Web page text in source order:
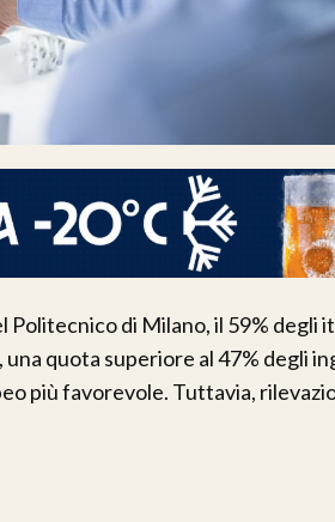
Politecnico di Milano, il 59% degli
, una quota superiore al 47% degli
più favorevole. Tuttavia,